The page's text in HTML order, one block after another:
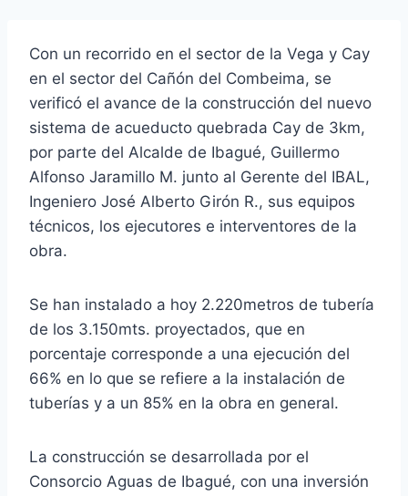
Con un recorrido en el sector de la Vega y Cay
en el sector del Cañón del Combeima, se
verificó el avance de la construcción del nuevo
sistema de acueducto quebrada Cay de 3km,
por parte del Alcalde de Ibagué, Guillermo
Alfonso Jaramillo M. junto al Gerente del IBAL,
Ingeniero José Alberto Girón R., sus equipos
técnicos, los ejecutores e interventores de la
obra.
Se han instalado a hoy 2.220metros de tubería
de los 3.150mts. proyectados, que en
porcentaje corresponde a una ejecución del
66% en lo que se refiere a la instalación de
tuberías y a un 85% en la obra en general.
La construcción se desarrollada por el
Consorcio Aguas de Ibagué, con una inversión